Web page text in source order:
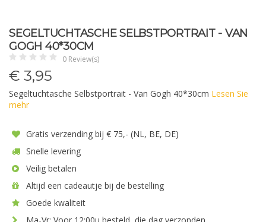
SEGELTUCHTASCHE SELBSTPORTRAIT - VAN
GOGH 40*30CM
0 Review(s)
€ 3,95
Segeltuchtasche Selbstportrait - Van Gogh 40*30cm Lesen Sie
mehr
Gratis verzending bij € 75,- (NL, BE, DE)
Snelle levering
Veilig betalen
Altijd een cadeautje bij de bestelling
Goede kwaliteit